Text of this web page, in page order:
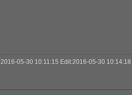
2016-05-30 10:11:15 Edit:2016-05-30 10:14:18